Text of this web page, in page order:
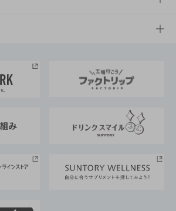
ーズ大阪
TOP
えるサステナビリティ経営